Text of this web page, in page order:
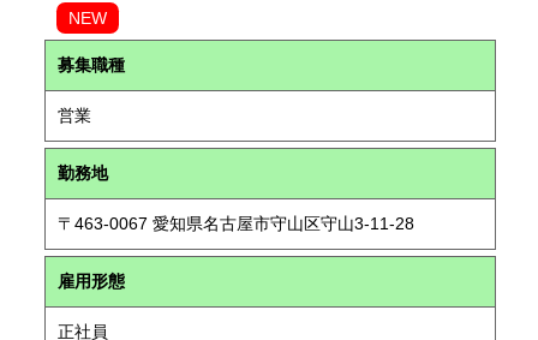
NEW
募集職種
営業
勤務地
〒463-0067 愛知県名古屋市守山区守山3-11-28
雇用形態
正社員